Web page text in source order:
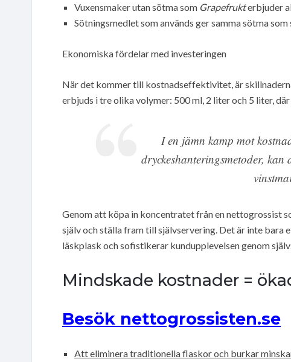
Vuxensmaker utan sötma som Grapefrukterbjuder
Sötningsmedlet som används ger samma sötma
Ekonomiska fördelar med investeringen
När det kommer till kostnadseffektivitet, är
erbjuds i tre olika volymer: 500 ml, 2 liter och 5 liter,
I en jämn kamp mot
dryckeshanteringsmetoder, kan
Genom att köpa in koncentratet från en nettogrossist
själv och ställa fram till självservering. Det är inte bara
läskplask och sofistikerar kundupplevelsen genom
Mindskade kostnader =
Besök nettogrossisten.se
Att eliminera traditionella flaskor och burkar